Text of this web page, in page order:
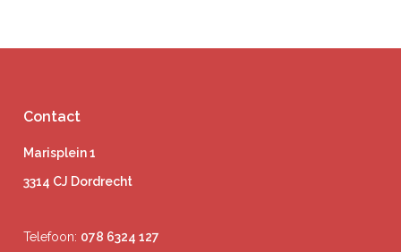
Contact
Marisplein 1
3314 CJ Dordrecht
Telefoon: 078 6324 127